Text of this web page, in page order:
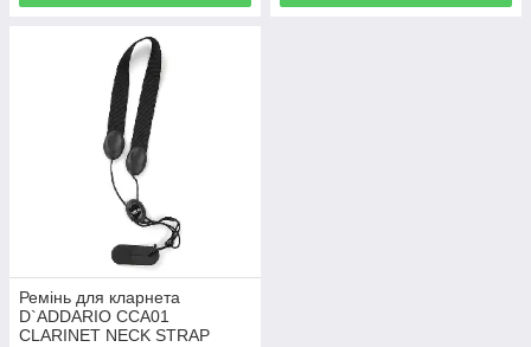
Ремінь для кларнета
D`ADDARIO CCA01
CLARINET NECK STRAP